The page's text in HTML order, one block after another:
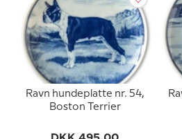
Ravn hundeplatte nr. 54,
Boston Terrier